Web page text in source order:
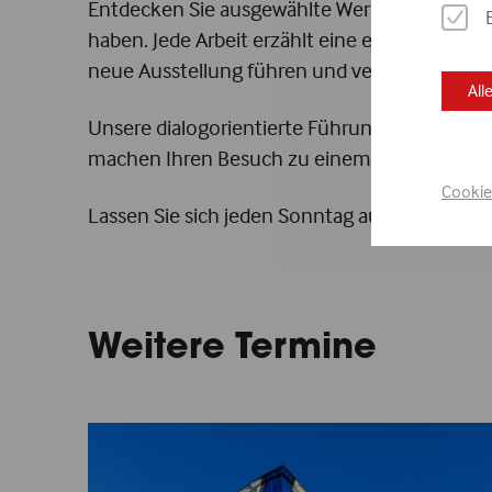
Entdecken Sie ausgewählte Werke von 20
haben. Jede Arbeit erzählt eine eigene
neue Ausstellung führen und vertiefen Sie
Unsere dialogorientierte Führung richtet
machen Ihren Besuch zu einem besonderen
Lassen Sie sich jeden Sonntag aufs Neue von
Weitere Termine